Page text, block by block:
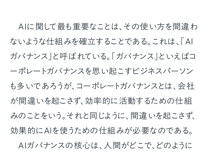
AIに関して最も重要なことは、その使い方を間違わ
ないような仕組みを確立することである。これは、「AI
ガバナンス」と呼ばれている。「ガバナンス」といえばコ
ーポレートガバナンスを思い起こすビジネスパーソン
も多いであろうが、コーポレートガバナンスとは、会社
が間違いを起こさず、効率的に活動するための仕組
みのことをいう。それと同じように、間違いを起こさず、
効果的にAIを使うための仕組みが必要なのである。
AIガバナンスの核心は、人間がどこで、どのように